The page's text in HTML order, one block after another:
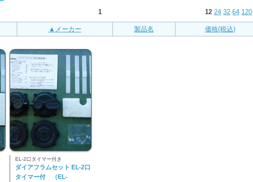
1 12 24 32 64 120
▲メーカー 製品名 価格(税込)
EL-2口タイマー付き
ダイアフラムセット EL-2口
タイマー付 （EL-